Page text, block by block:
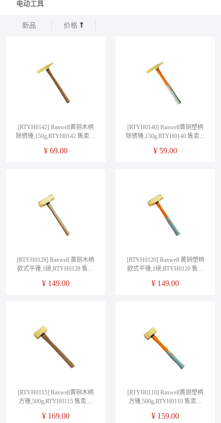
电动工具
新品 价格
[RTYH0142] Raxwell黄铜木柄
除锈锤,150g,RTYH0142 售卖规
¥ 69.00
[RTYH0140] Raxwell黄铜塑柄
除锈锤,150g,RTYH0140 售卖规
¥ 59.00
[RTYH0128] Raxwell 黄铜木柄
欧式平锤,1磅,RTYH0128 售卖
¥ 149.00
[RTYH0120] Raxwell 黄铜塑柄
欧式平锤,1磅,RTYH0120 售卖
¥ 149.00
[RTYH0115] Raxwell黄铜木柄
方锤,500g,RTYH0115 售卖规
¥ 169.00
[RTYH0110] Raxwell黄铜塑柄
方锤,500g,RTYH0110 售卖规
¥ 159.00